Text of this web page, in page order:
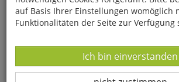
auf Basis Ihrer Einstellungen womöglich
Funktionalitäten der Seite zur Verfügung
Datenverarbeitung -
Ich bin einverstanden